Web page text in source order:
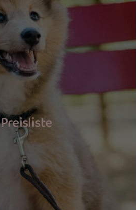
Preisliste